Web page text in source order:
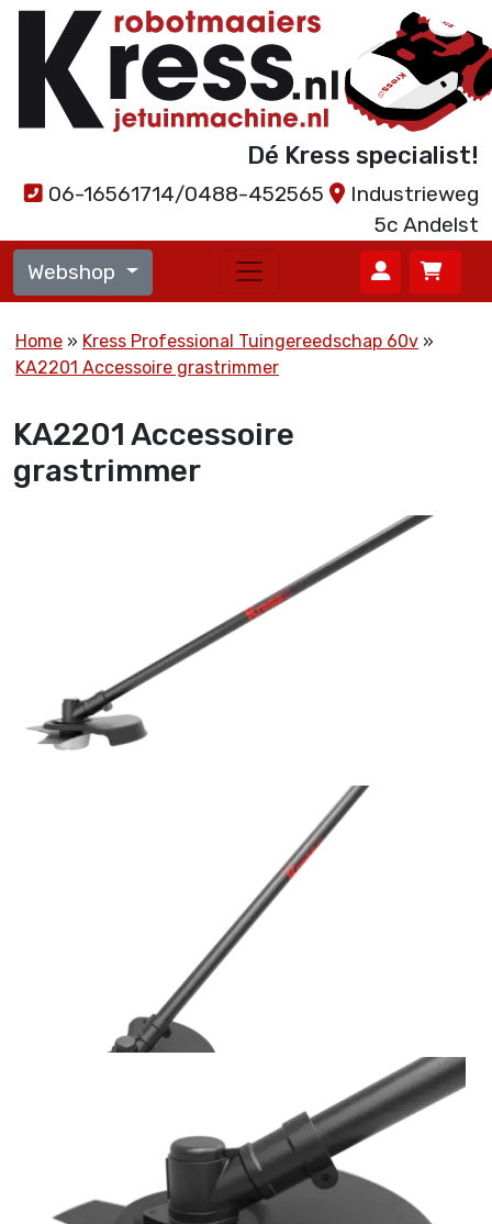
Dé Kress specialist!
06-16561714/0488-452565
Industrieweg
5c Andelst
Webshop
Home
Kress Professional Tuingereedschap 60v
KA2201 Accessoire grastrimmer
KA2201 Accessoire
grastrimmer